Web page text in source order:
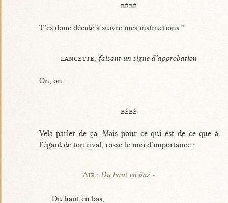
bébé
T’es donc décidé à suivre mes instructions ?
lancette, faisant un signe d’approbation
On, on.
bébé
Vela parler de ça. Mais pour ce qui est de ce que à
l’égard de ton rival, rosse-le moi d’importance :
Air :Du haut en bas
Du haut en bas,